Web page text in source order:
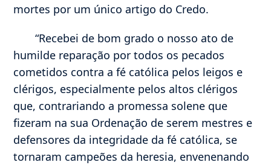
mortes por um único artigo do Credo.
“Recebei de bom grado o nosso ato de
humilde reparação por todos os pecados
cometidos contra a fé católica pelos leigos e
clérigos, especialmente pelos altos clérigos
que, contrariando a promessa solene que
fizeram na sua Ordenação de serem mestres e
defensores da integridade da fé católica, se
tornaram campeões da heresia, envenenando